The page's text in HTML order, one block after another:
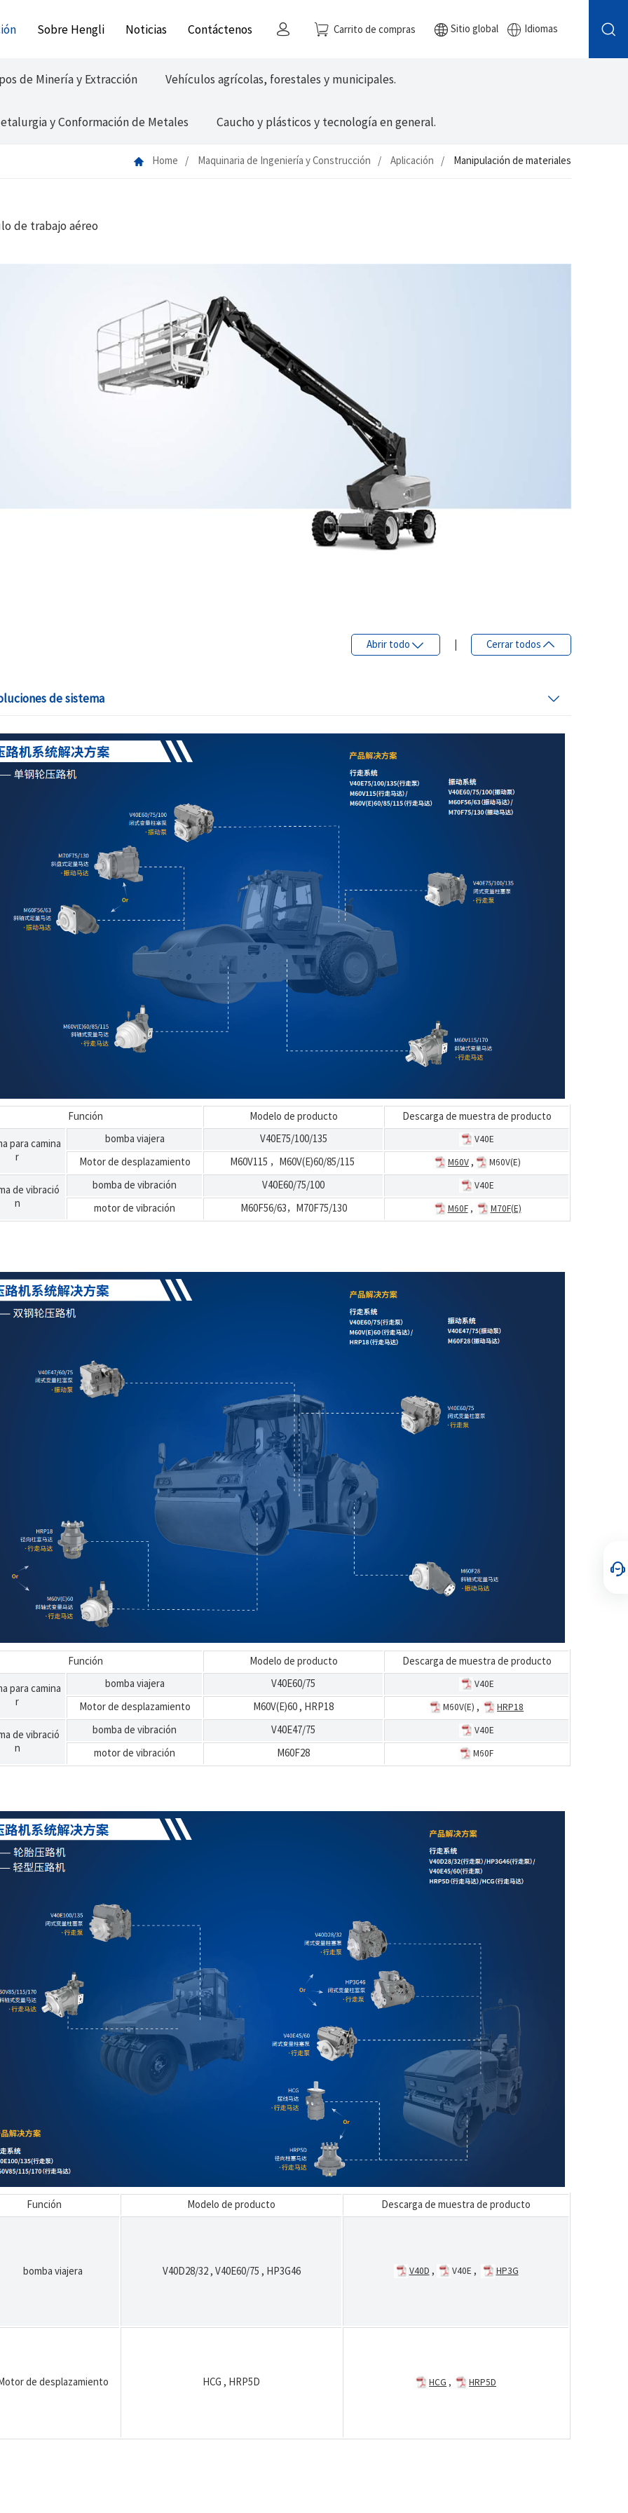
Sobre Hengli Noticias Contáctenos Carrito de compras Sitio global Idiomas
de Minería y Extracción Vehículos agrícolas, forestales y municipales.
y Conformación de Metales Caucho y plásticos y tecnología en general.
Home Maquinaria de Ingeniería y Construcción Aplicación Manipulación de materiales
de trabajo aéreo
Abrir todo Cerrar todos
de sistema
Función Modelo de producto Descarga de muestra de producto
para camina
r
bomba viajera V40E75/100/135 V40E
Motor de desplazamiento M60V115 ， M60V(E)60/85/115 M60V M60V(E)
de vibració
n
bomba de vibración V40E60/75/100 V40E
motor de vibración M60F56/63 ， M70F75/130 M60F, M70F(E)
Función Modelo de producto Descarga de muestra de producto
para camina
r
bomba viajera V40E60/75 V40E
Motor de desplazamiento M60V(E)60 HRP18 M60V(E) HRP18
de vibració
n
bomba de vibración V40E47/75 V40E
motor de vibración M60F28 M60F
Función Modelo de producto Descarga de muestra de producto
bomba viajera V40D28/32, V40E60/75 , HP3G46 V40D , V40E , HP3G
de desplazamiento HCG , HRP5D HCG HRP5D